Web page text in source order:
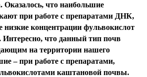
Оказалось, что наибольшие
при работе с препаратами ДНК,
концентрации фульвокислот
Интересно, что данный тип почв
на территории нашего
– при работе с препаратами,
каштановой почвы.